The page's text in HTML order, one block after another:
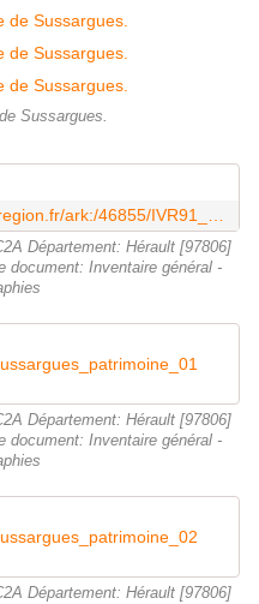
Sussargues.
Département: Hérault [97806]
document: Inventaire général -
Département: Hérault [97806]
document: Inventaire général -
Département: Hérault [97806]